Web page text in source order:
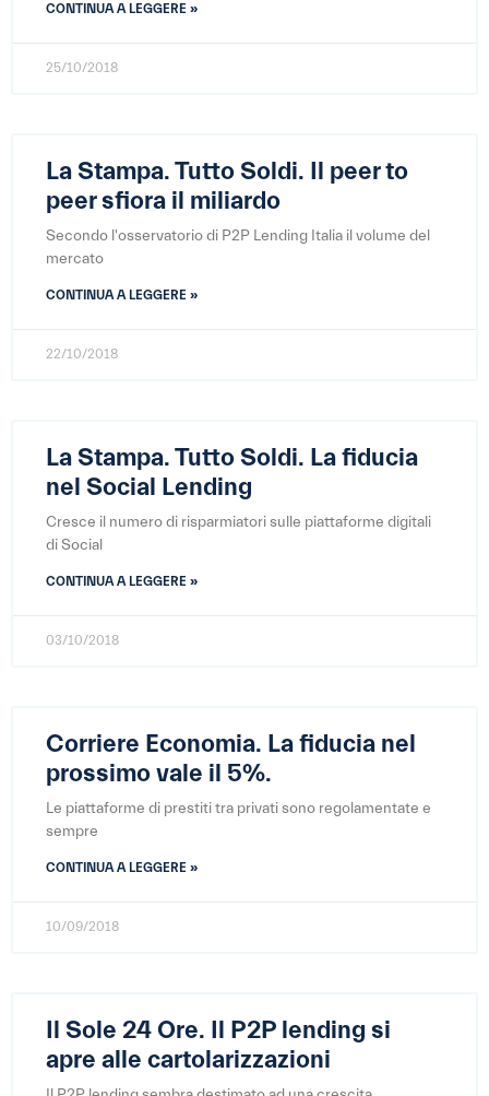
CONTINUA A LEGGERE »
25/10/2018
La Stampa. Tutto Soldi. Il peer to
peer sfiora il miliardo
Secondo l'osservatorio di P2P Lending Italia il volume del
mercato
CONTINUA A LEGGERE »
22/10/2018
La Stampa. Tutto Soldi. La fiducia
nel Social Lending
Cresce il numero di risparmiatori sulle piattaforme digitali
di Social
CONTINUA A LEGGERE »
03/10/2018
Corriere Economia. La fiducia nel
prossimo vale il 5%.
Le piattaforme di prestiti tra privati sono regolamentate e
sempre
CONTINUA A LEGGERE »
10/09/2018
Il Sole 24 Ore. Il P2P lending si
apre alle cartolarizzazioni